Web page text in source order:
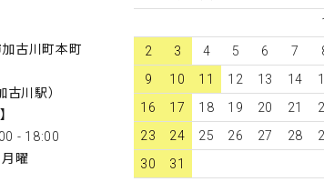
古川町本町
古川駅）
】
- 18:00
曜
1
2
3 4 5 6 7
9
10 11 12 13 14
16
17 18 19 20 21
23
24 25 26 27 28
30
31